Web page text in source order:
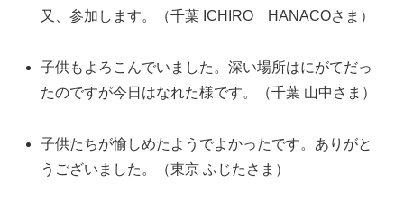
又、参加します。（千葉 ICHIRO HANACOさま）
子供もよろこんでいました。深い場所はにがてだっ
たのですが今日はなれた様です。（千葉 山中さま）
子供たちが愉しめたようでよかったです。ありがと
うございました。（東京 ふじたさま）